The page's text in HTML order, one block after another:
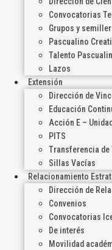
Convocatorias
Grupos y
Pascualino
Talento
Lazos
Extensión
Dirección de
Educación
Acción E –
PITS
Transferencia de
Sillas Vacías
Relacionamiento
Dirección de
Convenios
Convocatorias
De interés
Movilidad